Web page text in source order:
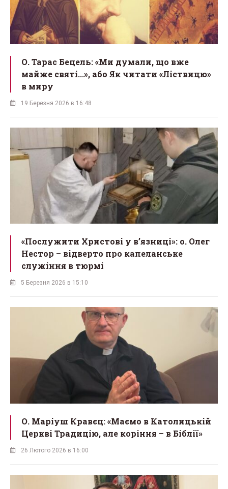
О. Тарас Бецель: «Ми думали, що вже
майже святі...», або Як читати «Ліствицю»
в миру
19 Березня 2026 в 16:48
«Послужити Христові у вʼязниці»: о. Олег
Нестор – відверто про капеланське
служіння в тюрмі
5 Березня 2026 в 15:10
О. Маріуш Кравєц: «Маємо в Католицькій
Церкві Традицію, але коріння – в Біблії»
26 Лютого 2026 в 16:00